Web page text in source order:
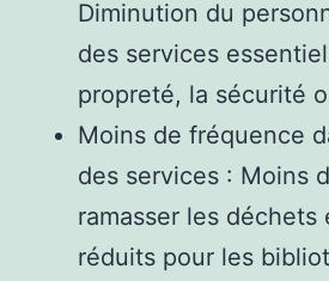
Diminution du
des services
propreté, la sécurité
Moins de fréquence
des services : Moins
ramasser les déchets
réduits pour les